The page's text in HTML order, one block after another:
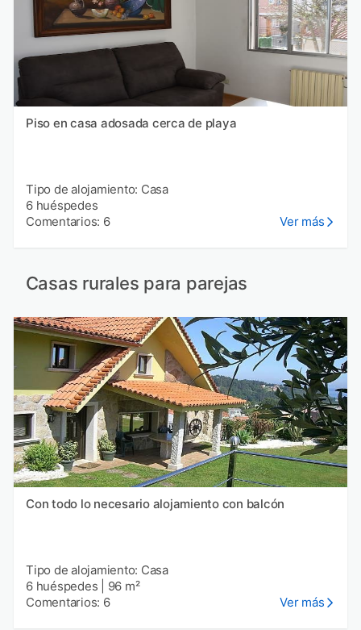
Piso en casa adosada cerca de playa
Tipo de alojamiento: Casa
6 huéspedes
Comentarios: 6
Ver más
Casas rurales para parejas
Con todo lo necesario alojamiento con balcón
Tipo de alojamiento: Casa
6 huéspedes
96 m²
Comentarios: 6
Ver más